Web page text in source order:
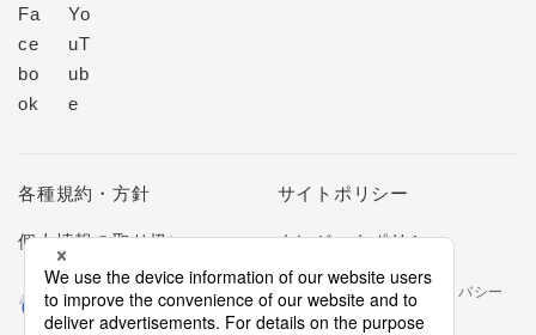
各種規約・方針 サイトポリシー
個人情報の取り扱い クレジットポリシー
当社は個人情報の取扱いを適切に行う企業としてプライバシー
マークの使用を認められた認定業者です。